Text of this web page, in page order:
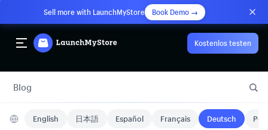
Sell more with LaunchMyStore Book Demo →
Kostenlos testen
Blog
English 日本語 Español Français Deutsch